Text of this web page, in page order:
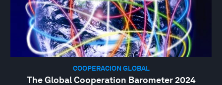
COOPERACIÓN GLOBAL
The Global Cooperation Barometer 2024